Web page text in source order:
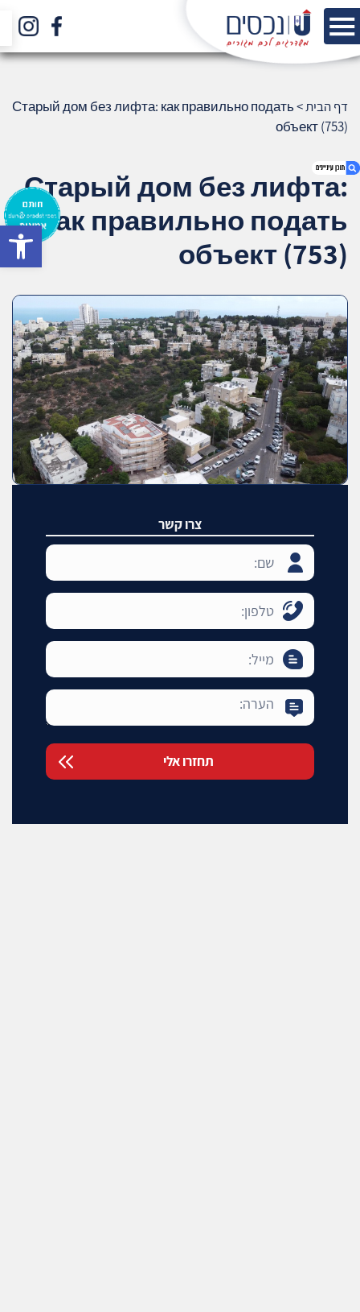
1. Старый дом без лифта: как правильно
подать объект (753)
3. שאלתם ? ענינו !
דף הבית>
Старый дом без лифта: как правильно подать
объект (753)
Старый дом без лифта:
как правильно подать
объект (753)
צרו קשר